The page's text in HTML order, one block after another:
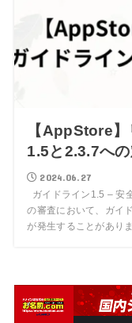
【AppStore
1.5と2.3.7へ
2024.06.27
ガイドライン1.5 – 安
の審査において、ガイ
が発生することがあり